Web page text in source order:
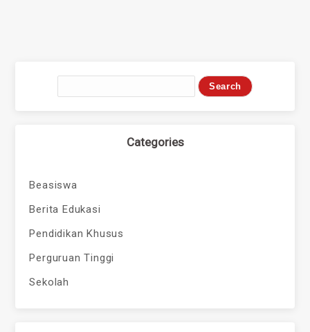
Categories
Beasiswa
Berita Edukasi
Pendidikan Khusus
Perguruan Tinggi
Sekolah